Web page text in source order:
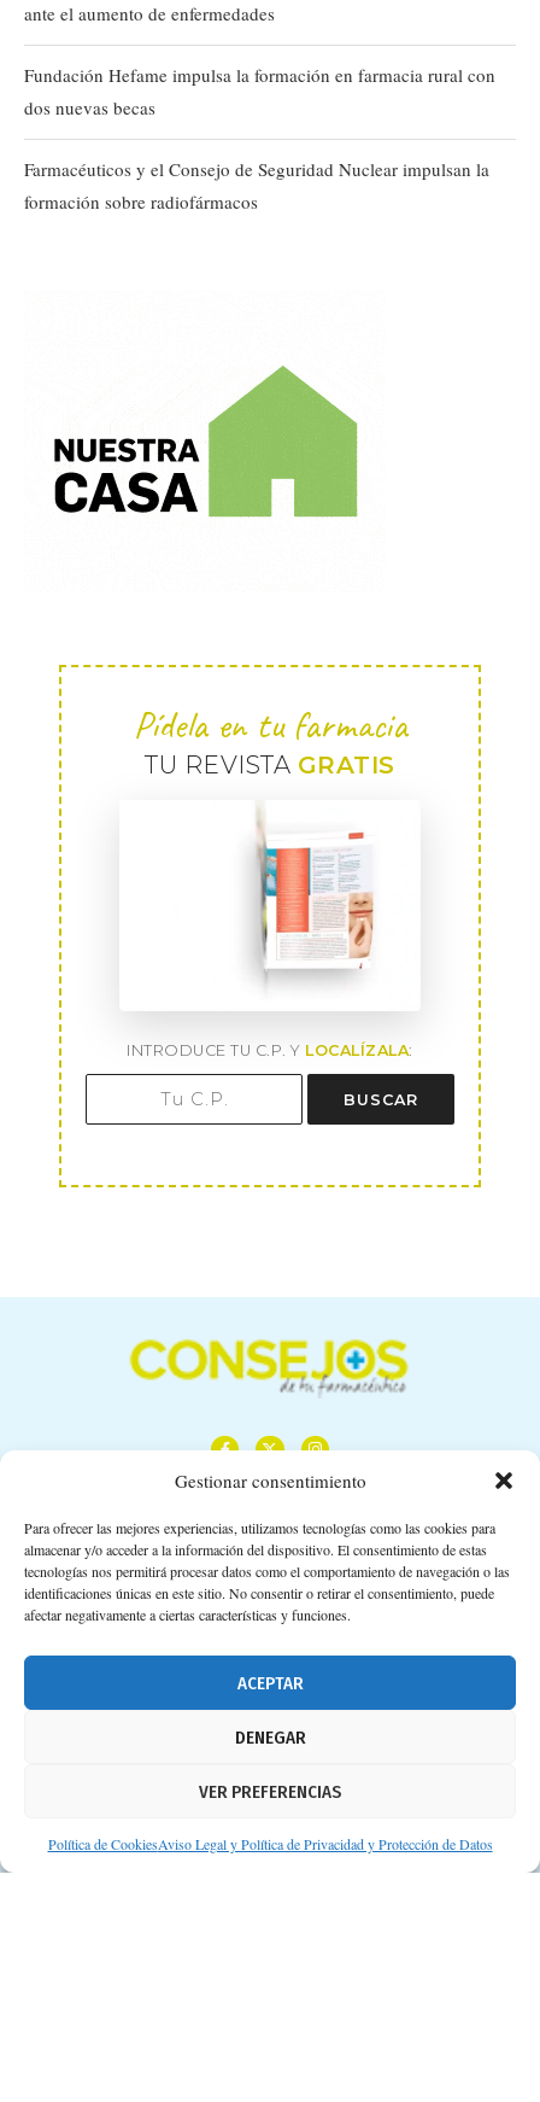
Gestionar consentimiento
Para ofrecer las mejores experiencias, utilizamos tecnologías como las cookies para
almacenar y/o acceder a la información del dispositivo. El consentimiento de estas
tecnologías nos permitirá procesar datos como el comportamiento de navegación o las
identificaciones únicas en este sitio. No consentir o retirar el consentimiento, puede
afectar negativamente a ciertas características y funciones.
ACEPTAR
DENEGAR
VER PREFERENCIAS
Política de CookiesAviso Legal y Política de Privacidad y Protección de Datos
ante el aumento de enfermedades
Fundación Hefame impulsa la formación en farmacia rural con
dos nuevas becas
Farmacéuticos y el Consejo de Seguridad Nuclear impulsan la
formación sobre radiofármacos
Pídela en tu farmacia
TU REVISTA GRATIS
INTRODUCE TU C.P. Y LOCALÍZALA:
BUSCAR
Calle Camino de los Descubrimientos, 11,
Planta 3ª 41092 – Sevilla
674 02 62 03
Aviso legal
Protección de datos personales
Suscripción a Newsletter